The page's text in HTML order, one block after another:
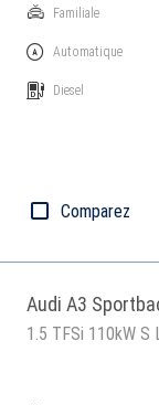
Familiale
Automatique
Diesel
Comparez
Audi A3
1.5 TFSi 110kW S